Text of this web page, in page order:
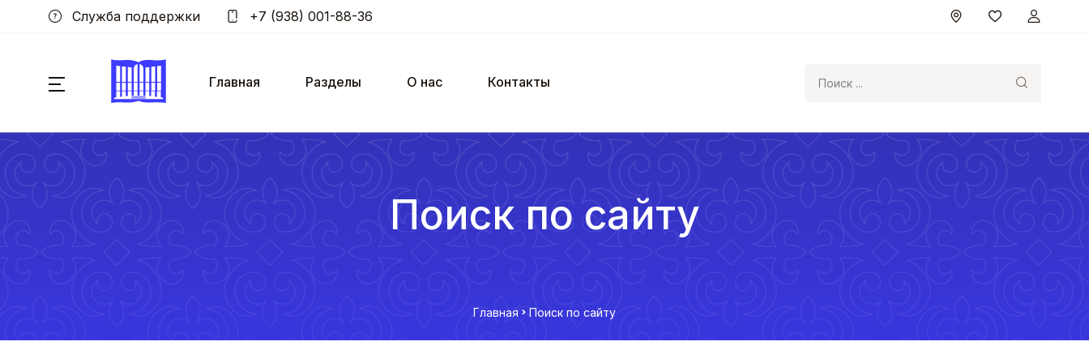
Служба поддержки +7 (938) 001-88-36
Главная Разделы О нас
Контакты
Поиск по сайту
Главная Поиск по сайту